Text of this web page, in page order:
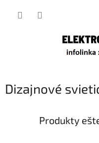
Dizajnové
Produkty